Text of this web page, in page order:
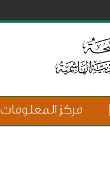
مركز المعلومات